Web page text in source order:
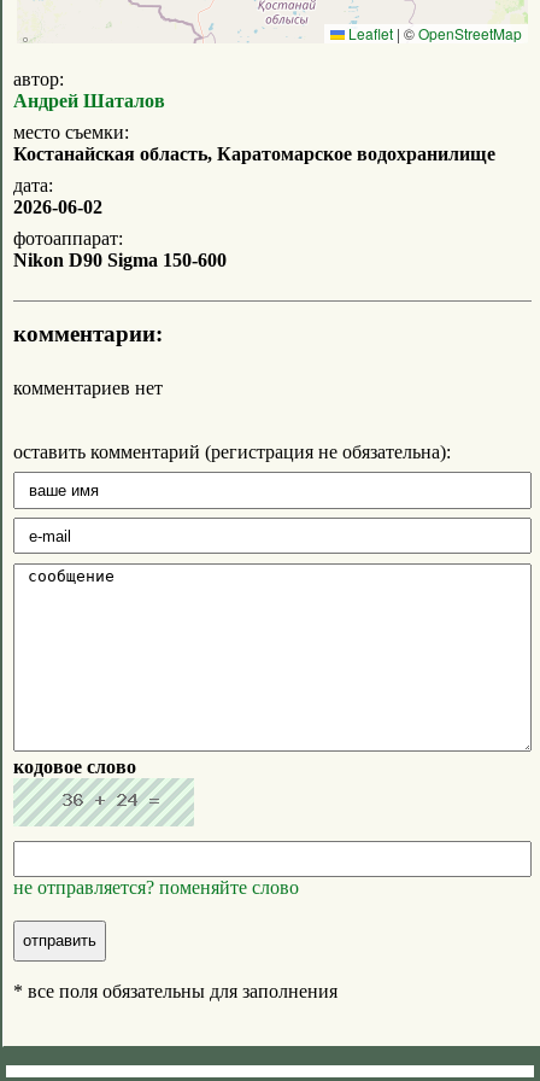
Leaflet | ©OpenStreetMap
автор:
Андрей Шаталов
место съемки:
Костанайская область, Каратомарское водохранилище
дата:
2026-06-02
фотоаппарат:
Nikon D90 Sigma 150-600
комментарии:
комментариев нет
оставить комментарий (регистрация не обязательна):
кодовое слово
не отправляется? поменяйте слово
* все поля обязательны для заполнения